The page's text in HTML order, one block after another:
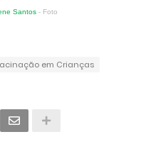
Santos - Foto
em Crianças